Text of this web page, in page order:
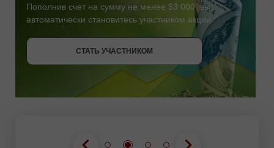
СТАТЬ УЧАСТНИКОМ
Пополнив счет на сумму не менее $3 000, вы
автоматически становитесь участником акции.
СТАТЬ УЧАСТНИКОМ
ПОЛУЧИТЬ БОНУС